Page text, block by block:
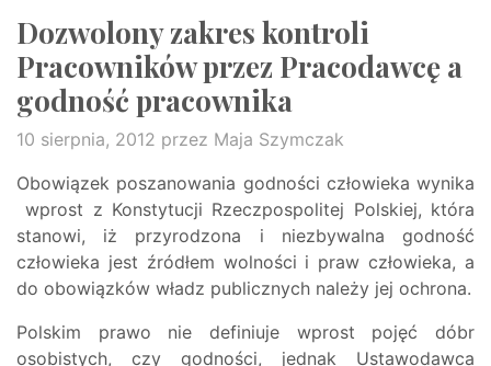
Dozwolony zakres kontroli
Pracowników przez Pracodawcę a
godność pracownika
10 sierpnia, 2012 przez Maja Szymczak
Obowiązek poszanowania godności człowieka wynika
wprost z Konstytucji Rzeczpospolitej Polskiej, która
stanowi, iż przyrodzona i niezbywalna godność
człowieka jest źródłem wolności i praw człowieka, a
do obowiązków władz publicznych należy jej ochrona.
Polskim prawo nie definiuje wprost pojęć dóbr
osobistych, czy godności, jednak Ustawodawca